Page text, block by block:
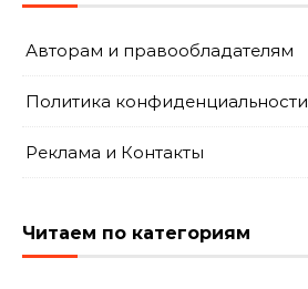
Авторам и правообладателям
Политика конфиденциальности
Реклама и Контакты
Читаем по категориям